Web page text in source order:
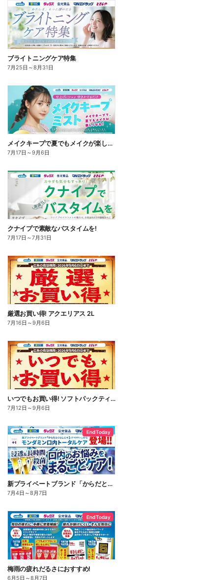
ブライトニングケア特集
7月25日 ～8月31日
メイクキープで夏でもメイクが楽しくなる!
7月17日 ～9月6日
クナイプで素敵なバスタイムを!
7月17日 ～7月31日
厳選お買い得! アクエリアス 2L
7月16日 ～9月6日
いつでもお買い得! ソフトパックティッシュ
7月12日 ～9月6日
End Today
新プライベートブランド「からだとくらしに+1(プラスワン)」よりモンダミン口内トータルケア登場!
7月4日 ～8月7日
End Today
梅雨の疲れだるさにおすすめ!
6月5日 ～8月7日